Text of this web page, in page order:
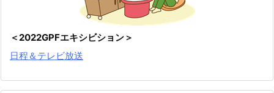
＜2022GPFエキシビション＞
日程＆テレビ放送